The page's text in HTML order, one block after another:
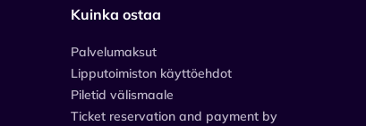
Kuinka ostaa
Palvelumaksut
Lipputoimiston käyttöehdot
Piletid välismaale
Ticket reservation and payment by